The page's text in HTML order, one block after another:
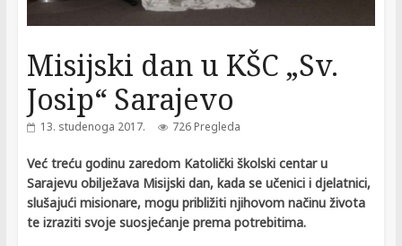
Misijski dan u KŠC „Sv.
Josip“ Sarajevo
13. studenoga 2017. 726 Pregleda
Već treću godinu zaredom Katolički školski centar u
Sarajevu obilježava Misijski dan, kada se učenici i djelatnici,
slušajući misionare, mogu približiti njihovom načinu života
te izraziti svoje suosjećanje prema potrebitima.